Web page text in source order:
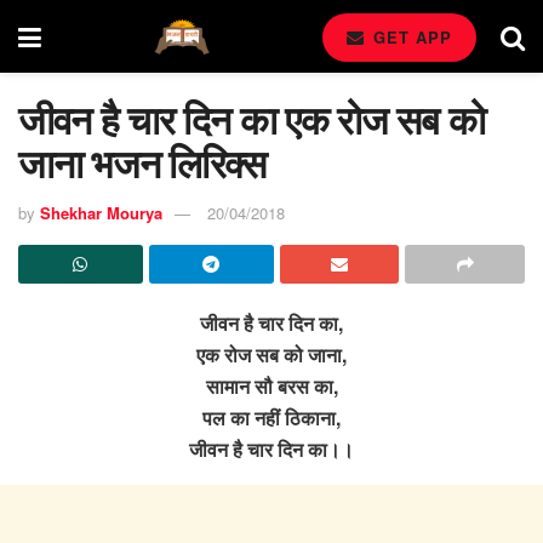
GET APP
जीवन है चार दिन का एक रोज सब को
जाना भजन लिरिक्स
by Shekhar Mourya 20/04/2018
जीवन है चार दिन का,
एक रोज सब को जाना,
सामान सौ बरस का,
पल का नहीं ठिकाना,
जीवन है चार दिन का।।